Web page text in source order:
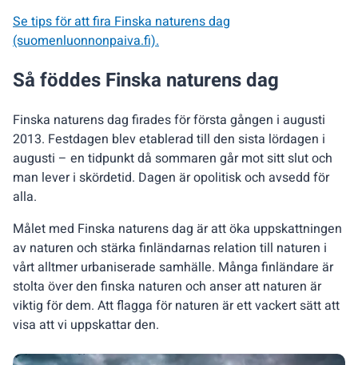
Se tips för att fira Finska naturens dag
(suomenluonnonpaiva.fi).
Så föddes Finska naturens dag
Finska naturens dag firades för första gången i augusti
2013. Festdagen blev etablerad till den sista lördagen i
augusti – en tidpunkt då sommaren går mot sitt slut och
man lever i skördetid. Dagen är opolitisk och avsedd för
alla.
Målet med Finska naturens dag är att öka uppskattningen
av naturen och stärka finländarnas relation till naturen i
vårt alltmer urbaniserade samhälle. Många finländare är
stolta över den finska naturen och anser att naturen är
viktig för dem. Att flagga för naturen är ett vackert sätt att
visa att vi uppskattar den.